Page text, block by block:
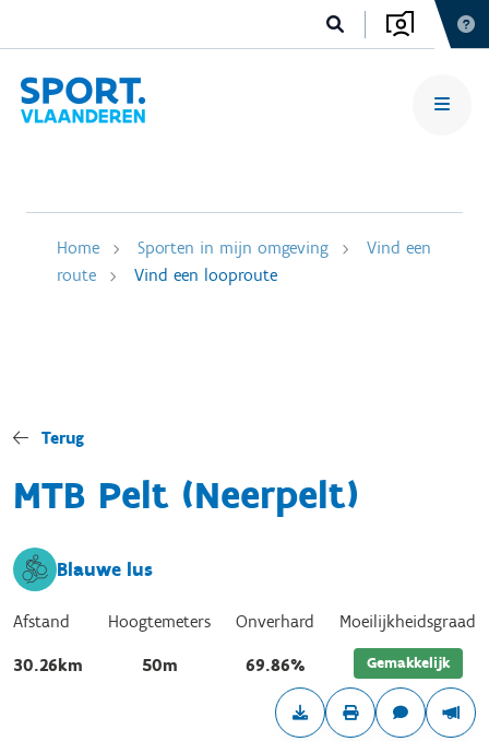
Home Sporten in mijn omgeving
Vind een
route
Vind een looproute
Terug
MTB Pelt (Neerpelt)
Blauwe lus
Afstand
30.26km
Hoogtemeters
50m
Onverhard
69.86%
Moeilijkheidsgraad
Gemakkelijk